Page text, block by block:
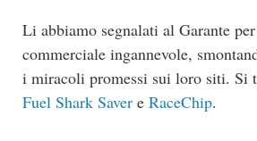
Li abbiamo segnalati al Garante
commerciale ingannevole,
i miracoli promessi sui loro siti. Si
Fuel Shark Saver e RaceChip.